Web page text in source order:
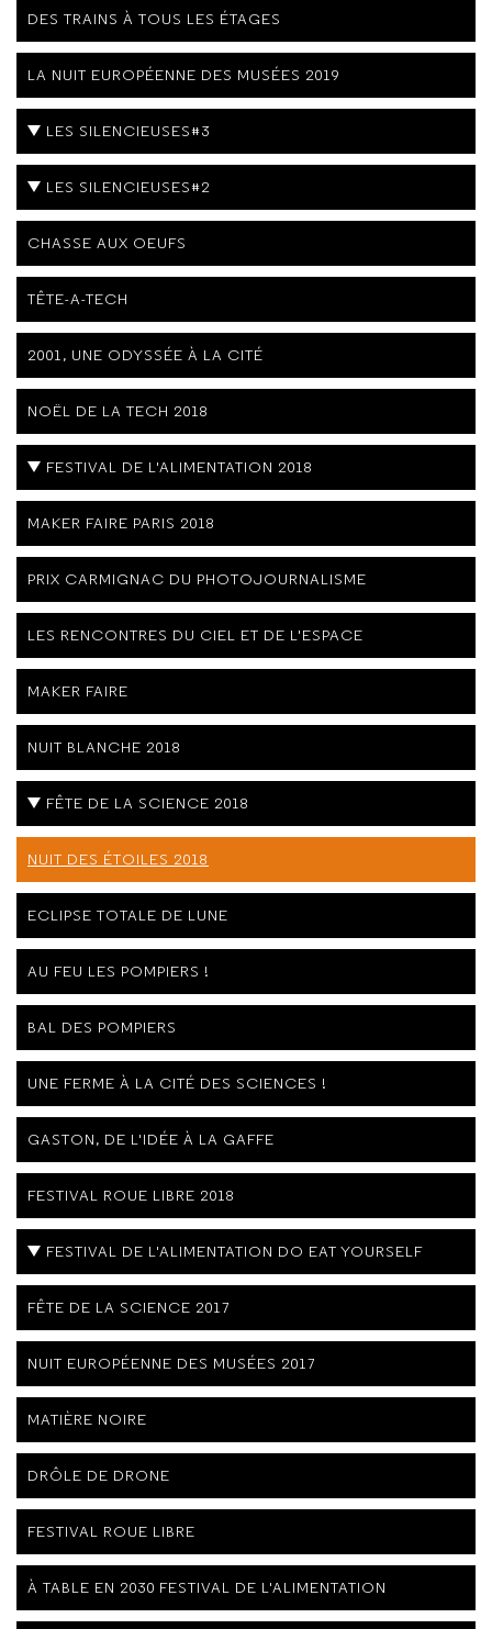
DES TRAINS À TOUS LES ÉTAGES
LA NUIT EUROPÉENNE DES MUSÉES 2019
LES SILENCIEUSES#3
LES SILENCIEUSES#2
CHASSE AUX OEUFS
TÊTE-A-TECH
2001, UNE ODYSSÉE À LA CITÉ
NOËL DE LA TECH 2018
FESTIVAL DE L'ALIMENTATION 2018
MAKER FAIRE PARIS 2018
PRIX CARMIGNAC DU PHOTOJOURNALISME
LES RENCONTRES DU CIEL ET DE L'ESPACE
MAKER FAIRE
NUIT BLANCHE 2018
FÊTE DE LA SCIENCE 2018
NUIT DES ÉTOILES 2018
ECLIPSE TOTALE DE LUNE
AU FEU LES POMPIERS !
BAL DES POMPIERS
UNE FERME À LA CITÉ DES SCIENCES !
GASTON, DE L'IDÉE À LA GAFFE
FESTIVAL ROUE LIBRE 2018
FESTIVAL DE L'ALIMENTATION DO EAT YOURSELF
FÊTE DE LA SCIENCE 2017
NUIT EUROPÉENNE DES MUSÉES 2017
MATIÈRE NOIRE
DRÔLE DE DRONE
FESTIVAL ROUE LIBRE
À TABLE EN 2030 FESTIVAL DE L'ALIMENTATION